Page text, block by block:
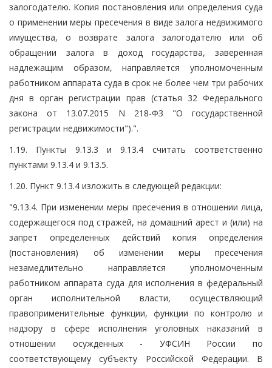
залогодателю. Копия постановления или определения суда
о применении меры пресечения в виде залога недвижимого
имущества, о возврате залога залогодателю или об
обращении залога в доход государства, заверенная
надлежащим образом, направляется уполномоченным
работником аппарата суда в срок не более чем три рабочих
дня в орган регистрации прав (статья 32 Федерального
закона от 13.07.2015 N 218-ФЗ "О государственной
регистрации недвижимости").".
1.19. Пункты 9.13.3 и 9.13.4 считать соответственно
пунктами 9.13.4 и 9.13.5.
1.20. Пункт 9.13.4 изложить в следующей редакции:
"9.13.4. При изменении меры пресечения в отношении лица,
содержащегося под стражей, на домашний арест и (или) на
запрет определенных действий копия определения
(постановления) об изменении меры пресечения
незамедлительно направляется уполномоченным
работником аппарата суда для исполнения в федеральный
орган исполнительной власти, осуществляющий
правоприменительные функции, функции по контролю и
надзору в сфере исполнения уголовных наказаний в
отношении осужденных - УФСИН России по
соответствующему субъекту Российской Федерации. В